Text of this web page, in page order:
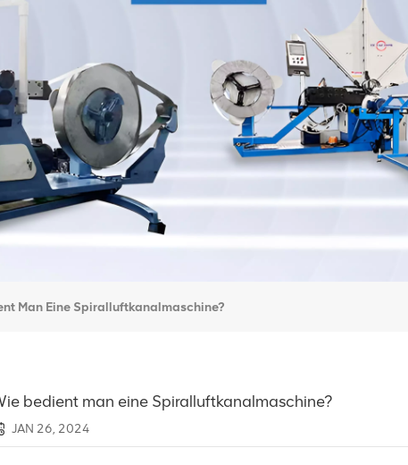
Man Eine Spiralluftkanalmaschine?
bedient man eine Spiralluftkanalmaschine?
JAN 26, 2024